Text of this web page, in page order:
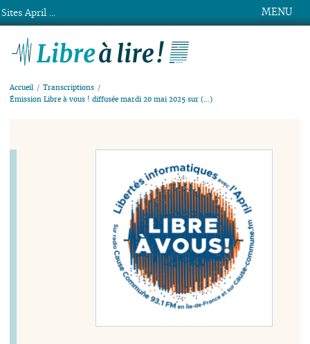
MENU
Accueil
Transcriptions
Émission Libre à vous ! diffusée mardi 20 mai 2025 sur (…)
Sites April ...